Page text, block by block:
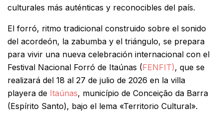
culturales más auténticas y reconocibles del país.
El forró, ritmo tradicional construido sobre el sonido
del acordeón, la zabumba y el triángulo, se prepara
para vivir una nueva celebración internacional con el
Festival Nacional Forró de Itaúnas (FENFIT), que se
realizará del 18 al 27 de julio de 2026 en la villa
playera de Itaúnas, município de Conceição da Barra
(Espírito Santo), bajo el lema «Territorio Cultural».